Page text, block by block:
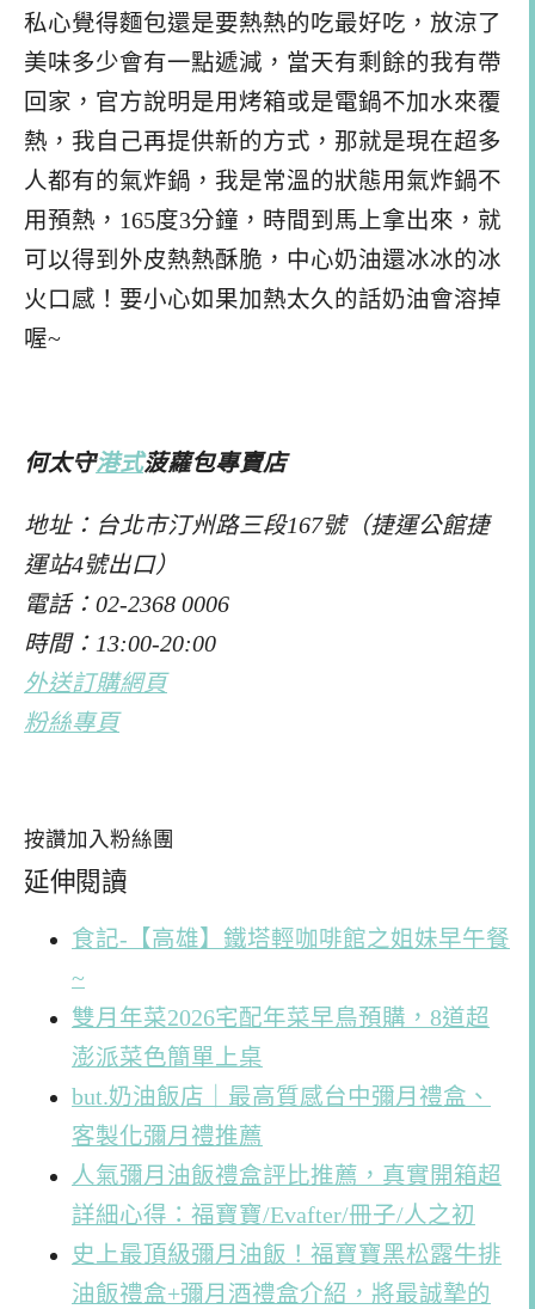
私心覺得麵包還是要熱熱的吃最好吃，放涼了
美味多少會有一點遞減，當天有剩餘的我有帶
回家，官方說明是用烤箱或是電鍋不加水來覆
熱，我自己再提供新的方式，那就是現在超多
人都有的氣炸鍋，我是常溫的狀態用氣炸鍋不
用預熱，165度3分鐘，時間到馬上拿出來，就
可以得到外皮熱熱酥脆，中心奶油還冰冰的冰
火口感！要小心如果加熱太久的話奶油會溶掉
喔~
何太守港式菠蘿包專賣店
地址：台北市汀州路三段167號（捷運公館捷
運站4號出口）
電話：02-2368 0006
時間：13:00-20:00
外送訂購網頁
粉絲專頁
按讚加入粉絲團
延伸閱讀
食記-【高雄】鐵塔輕咖啡館之姐妹早午餐
~
雙月年菜2026宅配年菜早鳥預購，8道超
澎派菜色簡單上桌
but.奶油飯店｜最高質感台中彌月禮盒、
客製化彌月禮推薦
人氣彌月油飯禮盒評比推薦，真實開箱超
詳細心得：福寶寶/Evafter/冊子/人之初
史上最頂級彌月油飯！福寶寶黑松露牛排
油飯禮盒+彌月酒禮盒介紹，將最誠摯的